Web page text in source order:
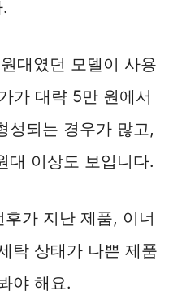
대였던 모델이 사용
가 대략 5만 원에서
성되는 경우가 많고,
대 이상도 보입니다.
가 지난 제품, 이너
탁 상태가 나쁜 제품
야 해요.